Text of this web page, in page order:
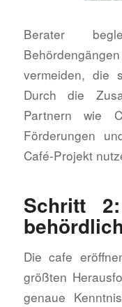
Berater
vermeiden, die
Durch die
Partnern wie
Förderungen
Café-Projekt
Schritt
Die cafe
größten
genaue